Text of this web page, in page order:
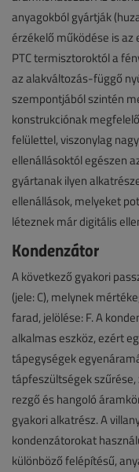
anyagokból gyártják
érzékelő működése is az
PTC termisztoroktól a
az alakváltozás-függő
szempontjából szintén
konstrukciónak
felülettel, viszonylag
ellenállásoktól egészen
gyártanak ilyen
ellenállások, melyeket
léteznek már digitális
Kondenzátor
A következő gyakori
(jele: C), melynek
farad, jelölése: F. A
alkalmas eszköz, ezért
tápegységek
tápfeszültségek
rezgő és hangoló
gyakori alkatrész. A
kondenzátorokat
különböző felépítésű,